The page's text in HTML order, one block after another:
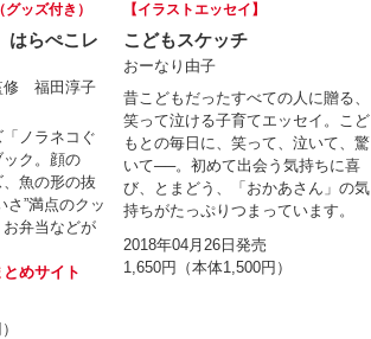
ッズ付き）
はらぺこレ
修 福田淳子
ノラネコぐ
ク。顔の
魚の形の抜
さ”満点のクッ
弁当などが
めサイト
【イラストエッセイ】
こどもスケッチ
おーなり由子
昔こどもだったすべての人に贈る、
笑って泣ける子育てエッセイ。こど
もとの毎日に、笑って、泣いて、驚
いて──。初めて出会う気持ちに喜
び、とまどう、「おかあさん」の気
持ちがたっぷりつまっています。
2018年04月26日発売
1,650円（本体1,500円）